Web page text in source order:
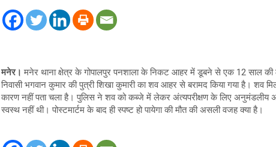
मनेर। मनेर थाना क्षेत्र के गोपालपुर पनशाला के निकट आहर में डूबने से एक 12 साल की
निवासी भगवान कुमार की पुत्री शिखा कुमारी का शव आहर से बरामद किया गया है।
कारण नहीं पता चला है। पुलिस ने शव को कब्जे में लेकर अंत्यपरीक्षण के लिए अनुमंडलीय
स्वस्थ नहीं थी। पोस्टमार्टम के बाद ही स्पष्ट हो पायेगा की मौत की असली वजह क्या है।